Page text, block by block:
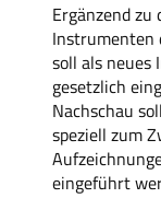
Ergänzend
Instrumenten
soll als neues
gesetzlich
Nachschau
speziell zum
eingeführt